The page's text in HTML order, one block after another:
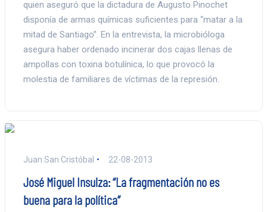
quien aseguró que la dictadura de Augusto Pinochet
disponía de armas químicas suficientes para “matar a la
mitad de Santiago”. En la entrevista, la microbióloga
asegura haber ordenado incinerar dos cajas llenas de
ampollas con toxina botulínica, lo que provocó la
molestia de familiares de víctimas de la represión.
Juan San Cristóbal 22-08-2013
José Miguel Insulza: “La fragmentación no es
buena para la política”